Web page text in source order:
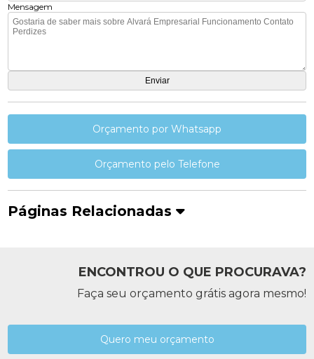
Mensagem
Orçamento por Whatsapp
Orçamento pelo Telefone
Páginas Relacionadas
ENCONTROU O QUE PROCURAVA?
Faça seu orçamento grátis agora mesmo!
Quero meu orçamento